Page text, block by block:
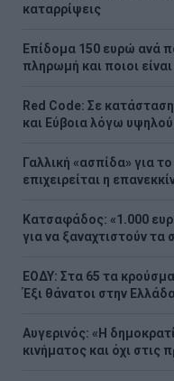
καταρρίψεις
Επίδομα 150 ευρώ ανά
πληρωμή και ποιοι είναι
Red Code: Σε
και Εύβοια λόγω
Γαλλική «ασπίδα» για
επιχειρείται η
Κατσαφάδος: «1.000
για να ξαναχτιστούν τα
ΕΟΔΥ: Στα 65 τα
Έξι θάνατοι στην
Αυγερινός: «Η
κινήματος και όχι στις